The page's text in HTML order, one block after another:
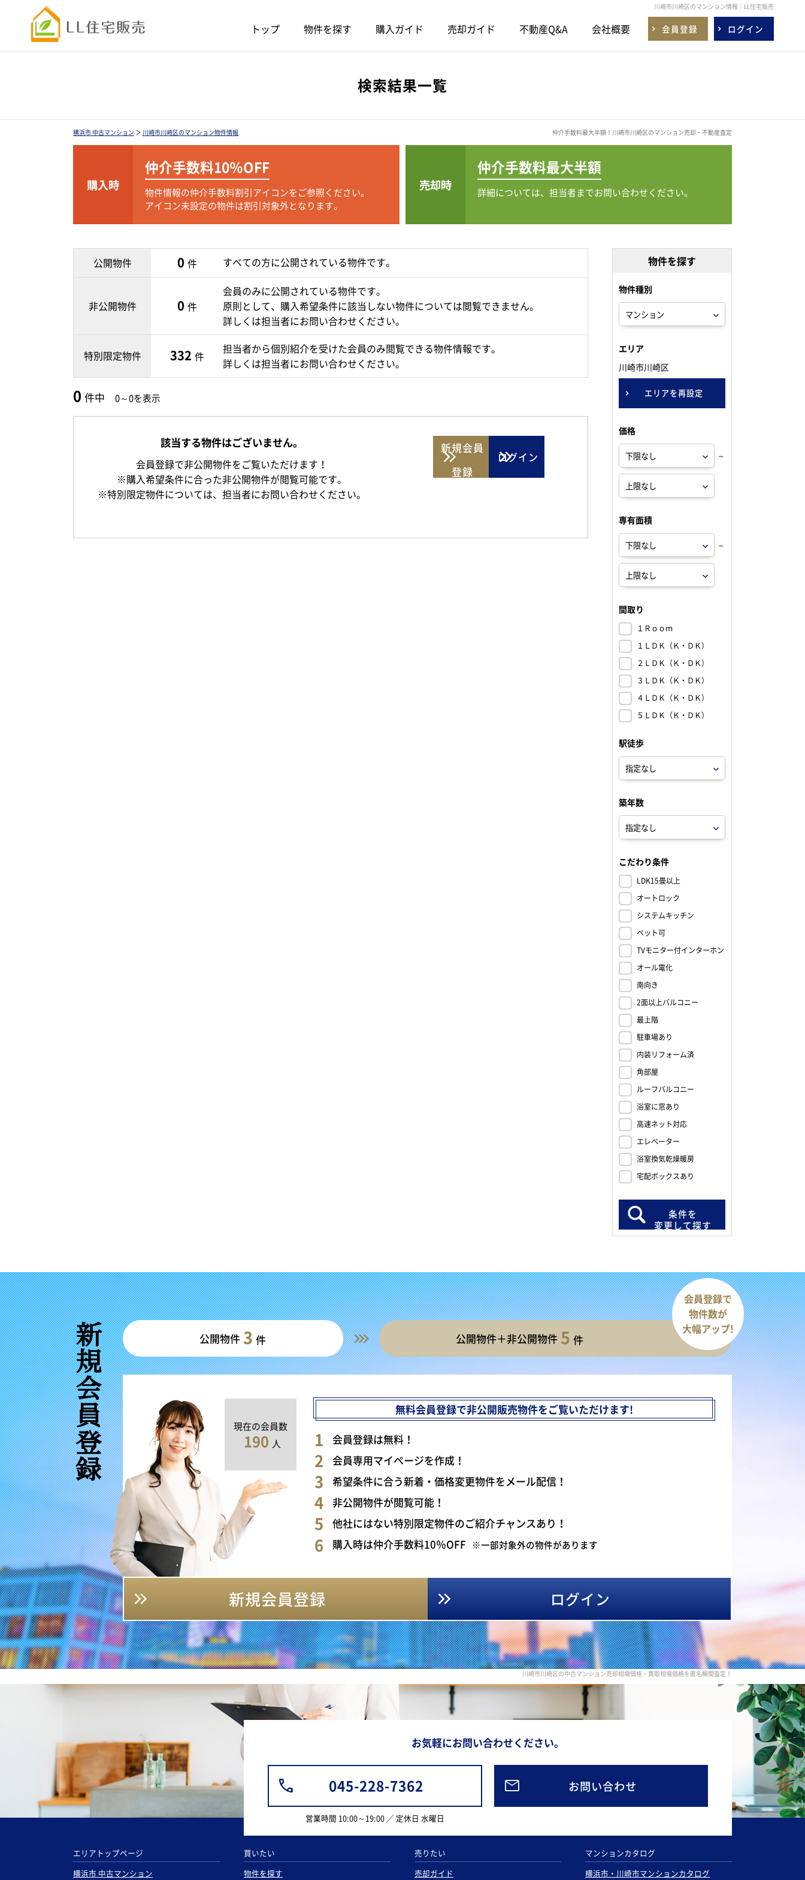
川崎市川崎区のマンション情報｜LL住宅販売
トップ 物件を探す 購入ガイド 売却ガイド 不動産Q&A 会社概要 会員登録 ログイン
検索結果一覧
横浜市 中古マンション ＞ 川崎市川崎区のマンション物件情報 仲介手数料最大半額！川崎市川崎区のマンション売却・不動産査定
購入時
仲介手数料10％OFF
物件情報の仲介手数料割引アイコンをご参照ください。
アイコン未設定の物件は割引対象外となります。
売却時
仲介手数料最大半額
詳細については、担当者までお問い合わせください。
公開物件 0 件 すべての方に公開されている物件です。
非公開物件 0 件
会員のみに公開されている物件です。
原則として、購入希望条件に該当しない物件については閲覧できません。
詳しくは担当者にお問い合わせください。
特別限定物件 332 件
担当者から個別紹介を受けた会員のみ閲覧できる物件情報です。
詳しくは担当者にお問い合わせください。
0 件中 0～0を表示
該当する物件はございません。
会員登録で非公開物件をご覧いただけます！
※購入希望条件に合った非公開物件が閲覧可能です。
※特別限定物件については、担当者にお問い合わせください。
新規会員
登録
ログイン
物件を探す
物件種別
エリア
川崎市川崎区
エリアを再設定
価格
～
専有面積
～
間取り
１Ｒｏｏｍ
１ＬＤＫ（Ｋ・ＤＫ）
２ＬＤＫ（Ｋ・ＤＫ）
３ＬＤＫ（Ｋ・ＤＫ）
４ＬＤＫ（Ｋ・ＤＫ）
５ＬＤＫ（Ｋ・ＤＫ）
駅徒歩
築年数
こだわり条件
LDK15畳以上
オートロック
システムキッチン
ペット可
TVモニター付インターホン
オール電化
南向き
2面以上バルコニー
最上階
駐車場あり
内装リフォーム済
角部屋
ルーフバルコニー
浴室に窓あり
高速ネット対応
エレベーター
浴室換気乾燥暖房
宅配ボックスあり
条件を
変更して探す
新規会員登録 公開物件 3 件 公開物件＋非公開物件 5 件
会員登録で
物件数が
大幅アップ!
現在の会員数
190 人
無料会員登録で非公開販売物件をご覧いただけます!
会員登録は無料！
会員専用マイページを作成！
希望条件に合う新着・価格変更物件をメール配信！
非公開物件が閲覧可能！
他社にはない特別限定物件のご紹介チャンスあり！
購入時は仲介手数料10％OFF ※一部対象外の物件があります
新規会員登録 ログイン
川崎市川崎区の中古マンション売却相場価格・買取相場価格を匿名瞬間査定！
お気軽にお問い合わせください。
045-228-7362
営業時間 10:00～19:00 ／ 定休日 水曜日
お問い合わせ
エリアトップページ
横浜市 中古マンション
買いたい
物件を探す
売りたい
売却ガイド
マンションカタログ
横浜市・川崎市マンションカタログ